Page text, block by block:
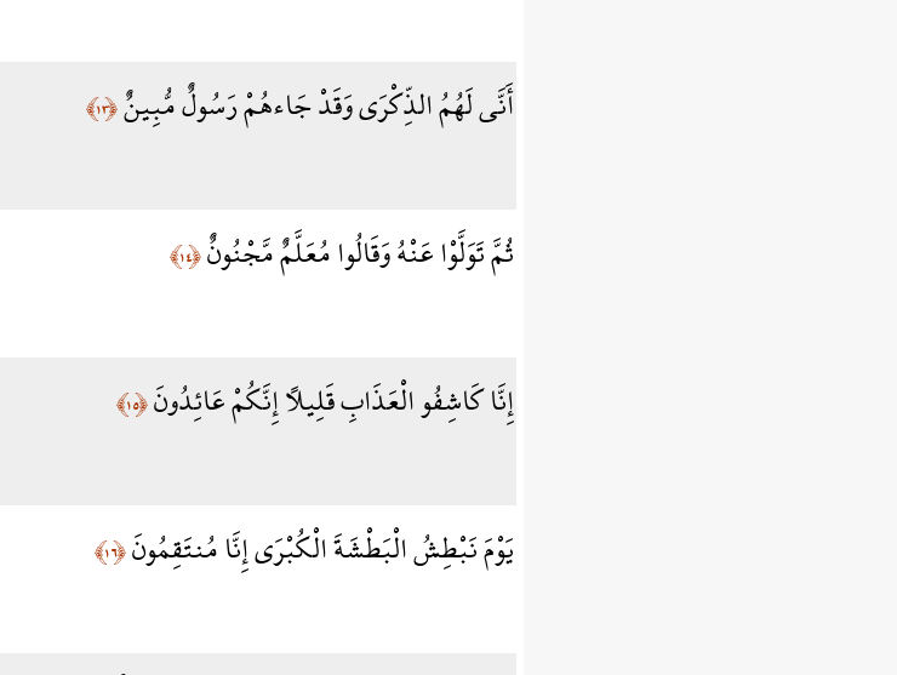
أَنَّى لَهُمُ الذِّكْرَى وَقَدْ جَاءهُمْ رَسُولٌ مُّبِينٌ﴿١٣﴾
ثُمَّ تَوَلَّوْا عَنْهُ وَقَالُوا مُعَلَّمٌ مَّجْنُونٌ﴿١٤﴾
إِنَّا كَاشِفُو الْعَذَابِ قَلِيلًا إِنَّكُمْ عَائِدُونَ﴿١٥﴾
يَوْمَ نَبْطِشُ الْبَطْشَةَ الْكُبْرَى إِنَّا مُنتَقِمُونَ﴿١٦﴾